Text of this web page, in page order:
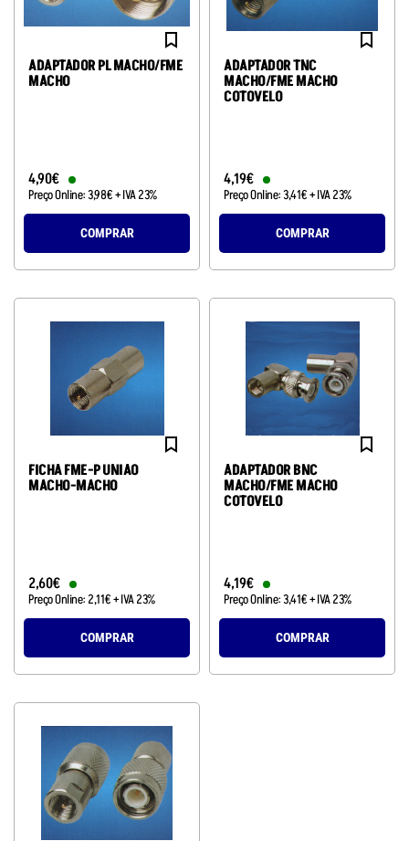
ADAPTADOR PL MACHO/FME
MACHO
4,90€
Preço Online:3,98€+ IVA 23%
COMPRAR
ADAPTADOR TNC
MACHO/FME MACHO
COTOVELO
4,19€
Preço Online:3,41€+ IVA 23%
COMPRAR
FICHA FME-P UNIAO
MACHO-MACHO
2,60€
Preço Online: 2,11€+ IVA 23%
COMPRAR
ADAPTADOR BNC
MACHO/FME MACHO
COTOVELO
4,19€
Preço Online:3,41€+ IVA 23%
COMPRAR